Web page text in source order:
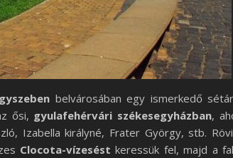
belvárosában egy ismerkedő
ősi, gyulafehérvári székesegyházban,
Izabella királyné, Frater György, stb.
Clocota-vízesést keressük fel, majd a